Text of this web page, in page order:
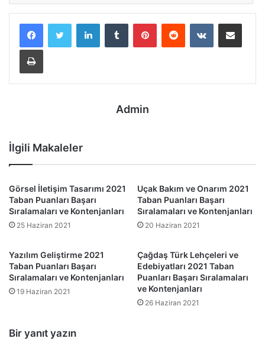
LinkedInTumblr PinterestReddit VKontakteE-Posta ile paylaş
Yazdır
Admin
İlgili Makaleler
Görsel İletişim Tasarımı 2021
Taban Puanları Başarı
Sıralamaları ve Kontenjanları
25 Haziran 2021
Uçak Bakım ve Onarım 2021
Taban Puanları Başarı
Sıralamaları ve Kontenjanları
20 Haziran 2021
Yazılım Geliştirme 2021
Taban Puanları Başarı
Sıralamaları ve Kontenjanları
19 Haziran 2021
Çağdaş Türk Lehçeleri ve
Edebiyatları 2021 Taban
Puanları Başarı Sıralamaları
ve Kontenjanları
26 Haziran 2021
Bir yanıt yazın